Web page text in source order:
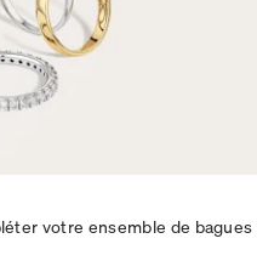
votre ensemble de bagues